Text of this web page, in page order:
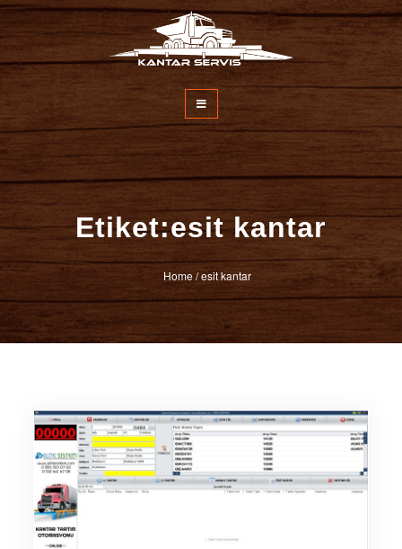
İçeriğe
atla
Kantar Servisi
Etiket:esit kantar
Home/esit kantar